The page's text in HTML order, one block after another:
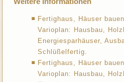
Fertighaus, Häuser
Varioplan: Hausbau,
Energiesparhäuser,
Schlüßelfertig.
Fertighaus, Häuser
Varioplan: Hausbau,